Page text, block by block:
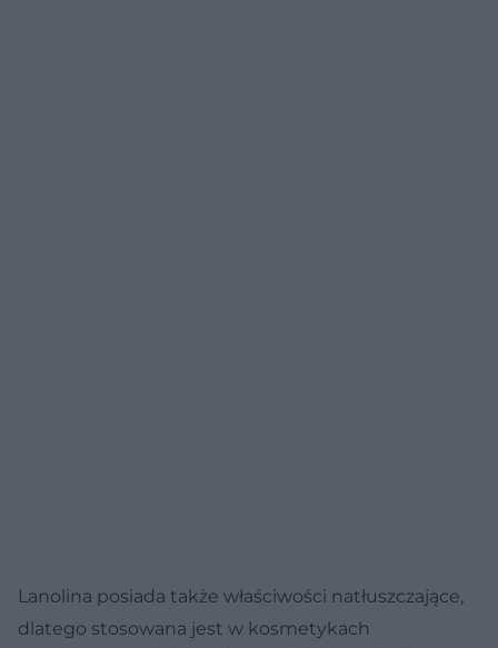
Lanolina posiada także właściwości natłuszczające,
dlatego stosowana jest w kosmetykach